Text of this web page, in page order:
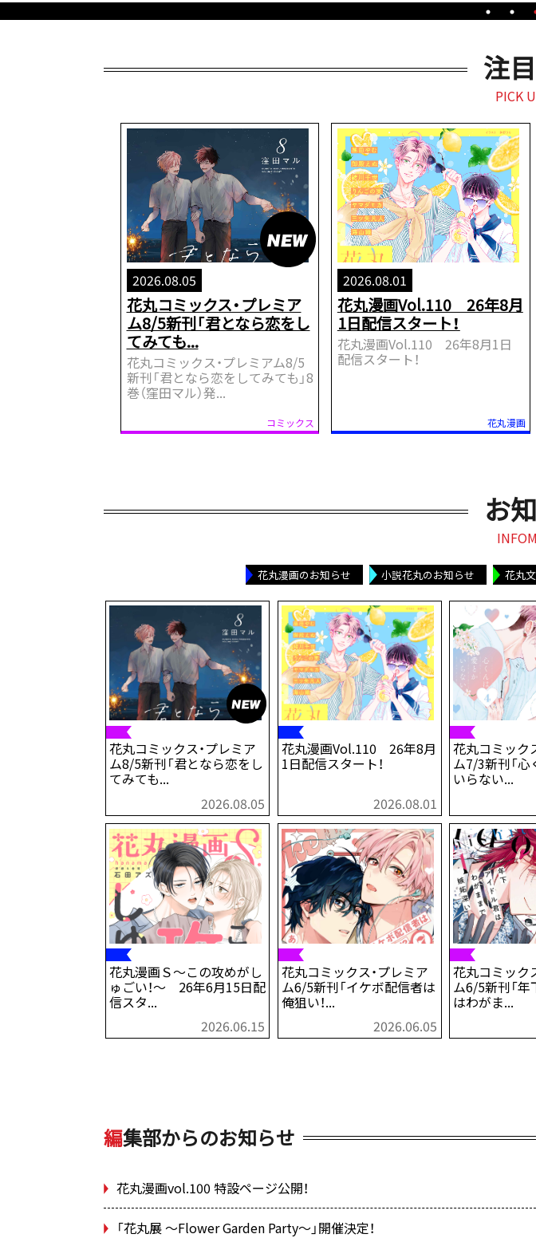
注
PICK
2026.08.05
花丸コミックス・プレミア
ム8/5新刊「君となら恋をし
てみても...
花丸コミックス・プレミアム8/5
新刊「君となら恋をしてみても」8
巻（窪田マル）発...
2026.08.01
花丸漫画Vol.110 26年8月
1日配信スタート！
花丸漫画Vol.110 26年8月1日
配信スタート！
お
花丸漫画のお知らせ 小説花丸のお知らせ 花丸
花丸コミックス・プレミア
ム8/5新刊「君となら恋をし
てみても...
2026.08.05
花丸漫画Vol.110 26年8月
1日配信スタート！
2026.08.01
花丸コミック
ム7/3新刊「
いらない...
花丸漫画Ｓ～この攻めがし
ゅごい！～ 26年6月15日配
信スタ...
2026.06.15
花丸コミックス・プレミア
ム6/5新刊「イケボ配信者は
俺狙い！...
2026.06.05
花丸コミック
ム6/5新刊「
はわがま...
編集部からのお知らせ
花丸漫画vol.100 特設ページ公開！
「花丸展 ～Flower Garden Party～」開催決定！